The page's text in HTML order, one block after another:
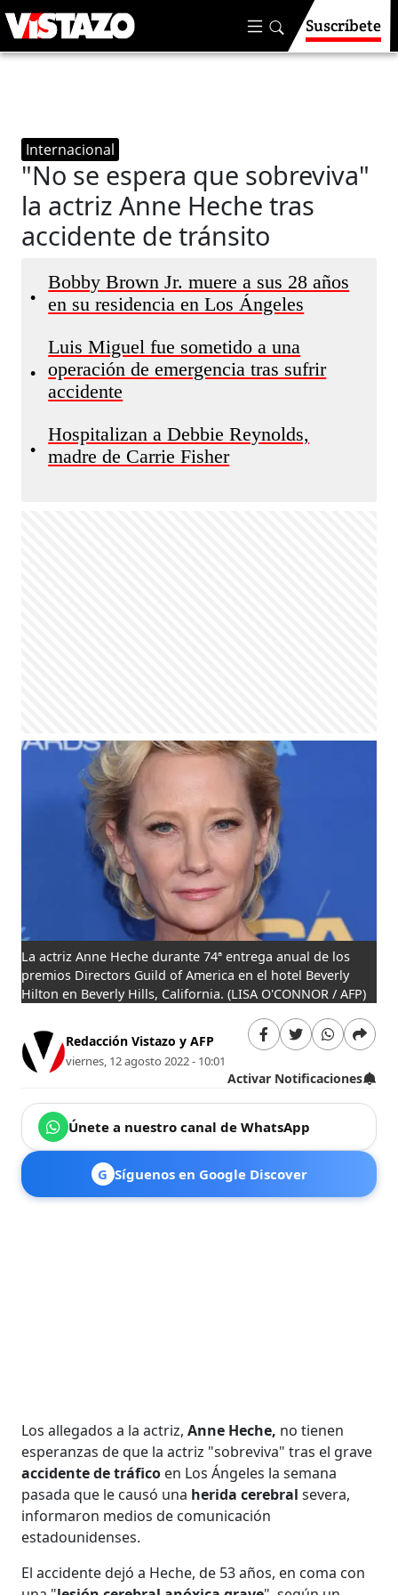
Suscríbete
Internacional
"No se espera que sobreviva"
la actriz Anne Heche tras
accidente de tránsito
•
Bobby Brown Jr. muere a sus 28 años
en su residencia en Los Ángeles
•
Luis Miguel fue sometido a una
operación de emergencia tras sufrir
accidente
•
Hospitalizan a Debbie Reynolds,
madre de Carrie Fisher
La actriz Anne Heche durante 74ª entrega anual de los
premios Directors Guild of America en el hotel Beverly
Hilton en Beverly Hills, California. (LISA O'CONNOR / AFP)
Redacción Vistazo y AFP
viernes, 12 agosto 2022 - 10:01
Activar Notificaciones
Únete a nuestro canal de WhatsApp
G Síguenos en Google Discover
Los allegados a la actriz,Anne Heche, no tienen
esperanzas de que la actriz "sobreviva" tras el grave
accidente de tráfico en Los Ángeles la semana
pasada que le causó una herida cerebral severa,
informaron medios de comunicación
estadounidenses.
El accidente dejó a Heche, de 53 años, en coma con